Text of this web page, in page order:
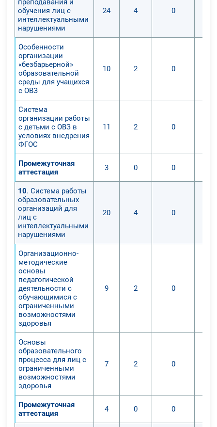
преподавания и
обучения лиц с
интеллектуальными
нарушениями
24 4 0
Особенности
организации
«безбарьерной»
образовательной
среды для учащихся
с ОВЗ
10 2 0
Система
организации работы
с детьми с ОВЗ в
условиях внедрения
ФГОС
11 2 0
Промежуточная
аттестация
3 0 0
10. Система работы
образовательных
организаций для
лиц с
интеллектуальными
нарушениями
20 4 0
Организационно-
методические
основы
педагогической
деятельности с
обучающимися с
ограниченными
возможностями
здоровья
9 2 0
Основы
образовательного
процесса для лиц с
ограниченными
возможностями
здоровья
7 2 0
Промежуточная
аттестация
4 0 0